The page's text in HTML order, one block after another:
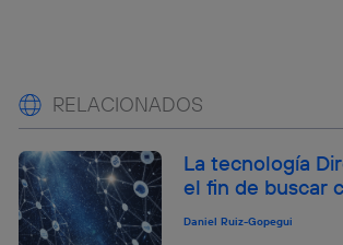
RELACIONADOS
La tecnología
el fin de buscar
Daniel Ruiz-Gopegui